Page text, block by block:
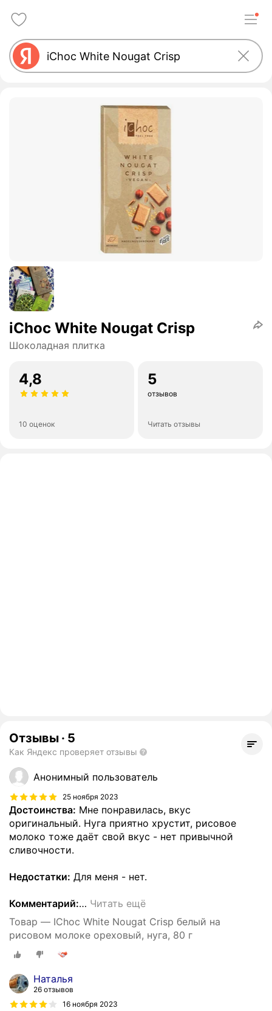
iChoc White Nougat Crisp
Шоколадная плитка
4,8
10 оценок
5
отзывов
Читать отзывы
Отзывы · 5
Как Яндекс проверяет отзывы
Анонимный пользователь
25 ноября 2023
Достоинства: Мне понравилась, вкус
оригинальный. Нуга приятно хрустит, рисовое
молоко тоже даёт свой вкус - нет привычной
сливочности.
Недостатки: Для меня - нет.
Комментарий:… Читать ещё
Товар — IChoc White Nougat Crisp белый на
рисовом молоке ореховый, нуга, 80 г
Наталья
26 отзывов
16 ноября 2023